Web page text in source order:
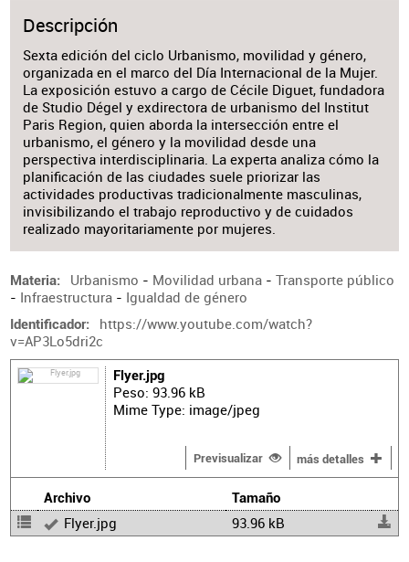
Descripción
Sexta edición del ciclo Urbanismo, movilidad y género,
organizada en el marco del Día Internacional de la Mujer.
La exposición estuvo a cargo de Cécile Diguet, fundadora
de Studio Dégel y exdirectora de urbanismo del Institut
Paris Region, quien aborda la intersección entre el
urbanismo, el género y la movilidad desde una
perspectiva interdisciplinaria. La experta analiza cómo la
planificación de las ciudades suele priorizar las
actividades productivas tradicionalmente masculinas,
invisibilizando el trabajo reproductivo y de cuidados
realizado mayoritariamente por mujeres.
Materia Urbanismo - Movilidad urbana -Transporte público
- Infraestructura- Igualdad de género
Identificador
https://www.youtube.com/watch?
v=AP3Lo5dri2c
Flyer.jpg
Peso: 93.96 kB
Mime Type: image/jpeg
Previsualizar más detalles
Archivo Tamaño
Flyer.jpg 93.96 kB